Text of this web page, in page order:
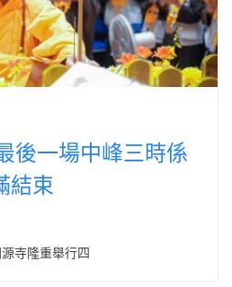
後一場中峰三時係
結束
寺隆重舉行四